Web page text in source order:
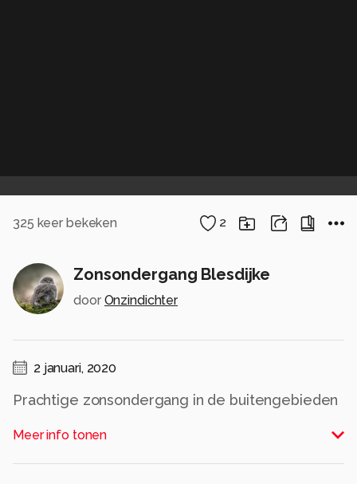
325 keer bekeken 2
Zonsondergang Blesdijke
door Onzindichter
2 januari, 2020
Prachtige zonsondergang in de buitengebieden
Meer info tonen